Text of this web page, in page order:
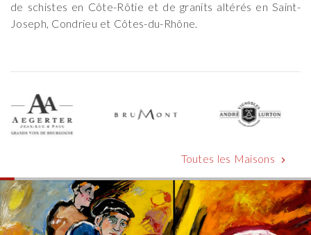
de schistes en Côte-Rôtie et de granits altérés en Saint-
Joseph, Condrieu et Côtes-du-Rhône.
Toutes les Maisons chevron_right